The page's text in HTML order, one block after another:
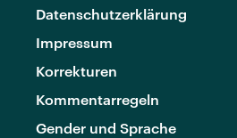
Datenschutzerklärung
Impressum
Korrekturen
Kommentarregeln
Gender und Sprache